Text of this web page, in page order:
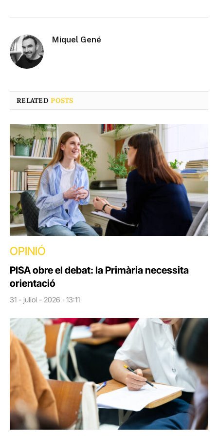
Miquel Gené
RELATEDPOSTS
OPINIÓ
PISA obre el debat: la Primària necessita
orientació
31 - juliol - 2026 · 13:11